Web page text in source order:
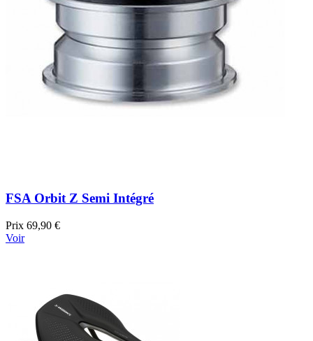
FSA Orbit Z Semi Intégré
Prix 69,90 €
Voir